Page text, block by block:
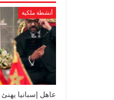
أنشطة ملكية
عاهل إسبانيا